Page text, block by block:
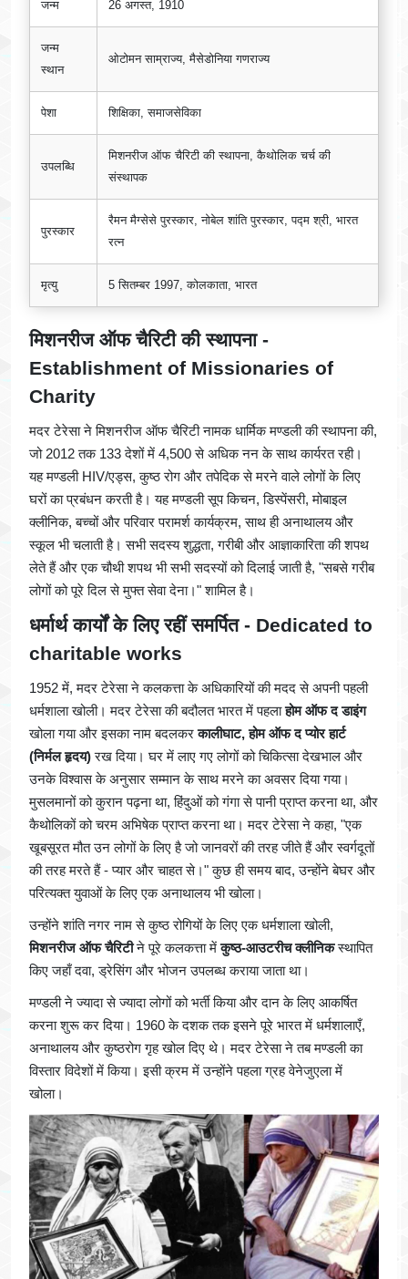
जन्म 26 अगस्त, 1910
जन्म
स्थान
ओटोमन साम्राज्य, मैसेडोनिया गणराज्य
पेशा शिक्षिका, समाजसेविका
उपलब्धि
मिशनरीज ऑफ चैरिटी की स्थापना, कैथोलिक चर्च की
संस्थापक
पुरस्कार
रैमन मैग्सेसे पुरस्कार, नोबेल शांति पुरस्कार, पद्म श्री, भारत
रत्न
मृत्यु 5 सितम्बर 1997, कोलकाता, भारत
मिशनरीज ऑफ चैरिटी की स्थापना -
Establishment of Missionaries of
Charity
मदर टेरेसा ने मिशनरीज ऑफ चैरिटी नामक धार्मिक मण्डली की स्थापना की,
जो 2012 तक 133 देशों में 4,500 से अधिक नन के साथ कार्यरत रही।
यह मण्डली HIV/एड्स, कुष्ठ रोग और तपेदिक से मरने वाले लोगों के लिए
घरों का प्रबंधन करती है। यह मण्डली सूप किचन, डिस्पेंसरी, मोबाइल
क्लीनिक, बच्चों और परिवार परामर्श कार्यक्रम, साथ ही अनाथालय और
स्कूल भी चलाती है। सभी सदस्य शुद्धता, गरीबी और आज्ञाकारिता की शपथ
लेते हैं और एक चौथी शपथ भी सभी सदस्यों को दिलाई जाती है, "सबसे गरीब
लोगों को पूरे दिल से मुफ्त सेवा देना।" शामिल है।
धर्मार्थ कार्यों के लिए रहीं समर्पित - Dedicated to
charitable works
1952 में, मदर टेरेसा ने कलकत्ता के अधिकारियों की मदद से अपनी पहली
धर्मशाला खोली। मदर टेरेसा की बदौलत भारत में पहलाहोम ऑफ द डाइंग
खोला गया और इसका नाम बदलकरकालीघाट, होम ऑफ द प्योर हार्ट
(निर्मल हृदय)रख दिया। घर में लाए गए लोगों को चिकित्सा देखभाल और
उनके विश्वास के अनुसार सम्मान के साथ मरने का अवसर दिया गया।
मुसलमानों को कुरान पढ़ना था, हिंदुओं को गंगा से पानी प्राप्त करना था, और
कैथोलिकों को चरम अभिषेक प्राप्त करना था। मदर टेरेसा ने कहा, "एक
खूबसूरत मौत उन लोगों के लिए है जो जानवरों की तरह जीते हैं और स्वर्गदूतों
की तरह मरते हैं - प्यार और चाहत से।" कुछ ही समय बाद, उन्होंने बेघर और
परित्यक्त युवाओं के लिए एक अनाथालय भी खोला।
उन्होंने शांति नगर नाम से कुष्ठ रोगियों के लिए एक धर्मशाला खोली,
मिशनरीज ऑफ चैरिटीने पूरे कलकत्ता मेंकुष्ठ-आउटरीच क्लीनिकस्थापित
किए जहाँ दवा, ड्रेसिंग और भोजन उपलब्ध कराया जाता था।
मण्डली ने ज्यादा से ज्यादा लोगों को भर्ती किया और दान के लिए आकर्षित
करना शुरू कर दिया। 1960 के दशक तक इसने पूरे भारत में धर्मशालाएँ,
अनाथालय और कुष्ठरोग गृह खोल दिए थे। मदर टेरेसा ने तब मण्डली का
विस्तार विदेशों में किया। इसी क्रम में उन्होंने पहला ग्रह वेनेजुएला में
खोला।